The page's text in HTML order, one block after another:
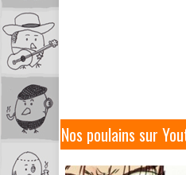
Nos poulains sur